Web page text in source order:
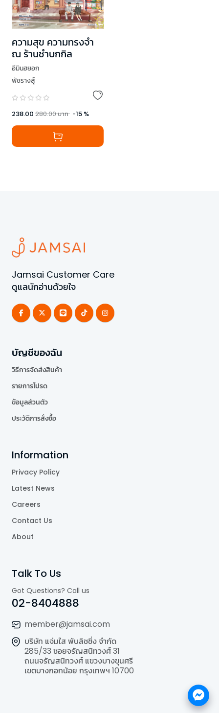
ความสุข ความทรงจำ
ณ ร้านชำบกกิล
อีมินฮยอก
พัชรางสุ์
238.00 280.00บาท -15 %
Jamsai Customer Care
ดูแลนักอ่านด้วยใจ
บัญชีของฉัน
วิธีการจัดส่งสินค้า
รายการโปรด
ข้อมูลส่วนตัว
ประวัติการสั่งซื้อ
Information
Privacy Policy
Latest News
Careers
Contact Us
About
Talk To Us
Got Questions? Call us
02-8404888
member@jamsai.com
บริษัท แจ่มใส พับลิชชิ่ง จำกัด
285/33 ซอยจรัญสนิทวงศ์ 31
ถนนจรัญสนิทวงศ์ แขวงบางขุนศรี
เขตบางกอกน้อย กรุงเทพฯ 10700